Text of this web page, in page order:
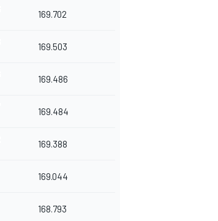
169.702
169.503
169.486
169.484
169.388
169.044
168.793